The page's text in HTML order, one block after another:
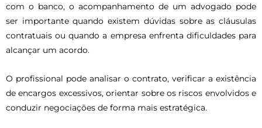
com o banco, o acompanhamento de um advogado pode
ser importante quando existem dúvidas sobre as cláusulas
contratuais ou quando a empresa enfrenta dificuldades para
alcançar um acordo.
O profissional pode analisar o contrato, verificar a existência
de encargos excessivos, orientar sobre os riscos envolvidos e
conduzir negociações de forma mais estratégica.